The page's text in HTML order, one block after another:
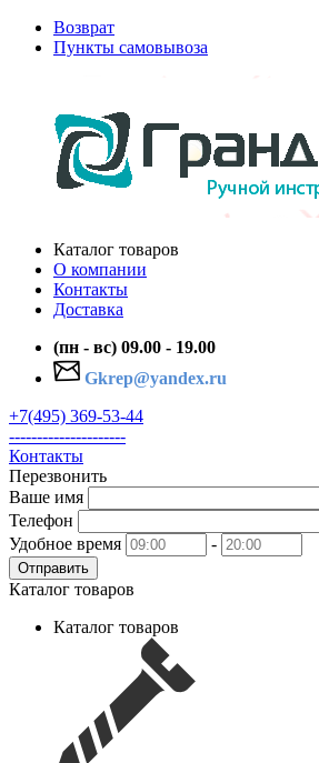
Возврат
Пункты самовывоза
Каталог товаров
О компании
Контакты
Доставка
(пн - вс) 09.00 - 19.00
Gkrep@yandex.ru
+7(495) 369-53-44
---------------------
Контакты
Перезвонить
Ваше имя
Телефон
Удобное время
-
Отправить
Каталог товаров
Каталог товаров